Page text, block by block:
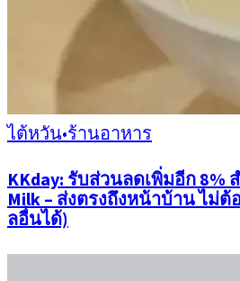
ไต้หวัน•ร้านอาหาร
KKday: รับส่วนลดเพิ่มอีก 8%
Milk – ส่งตรงถึงหน้าบ้าน ไม่
ลอื่นได้)